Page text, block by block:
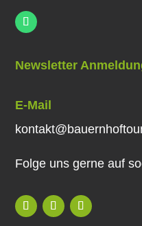
Newsletter
E-Mail
Folge uns gerne auf